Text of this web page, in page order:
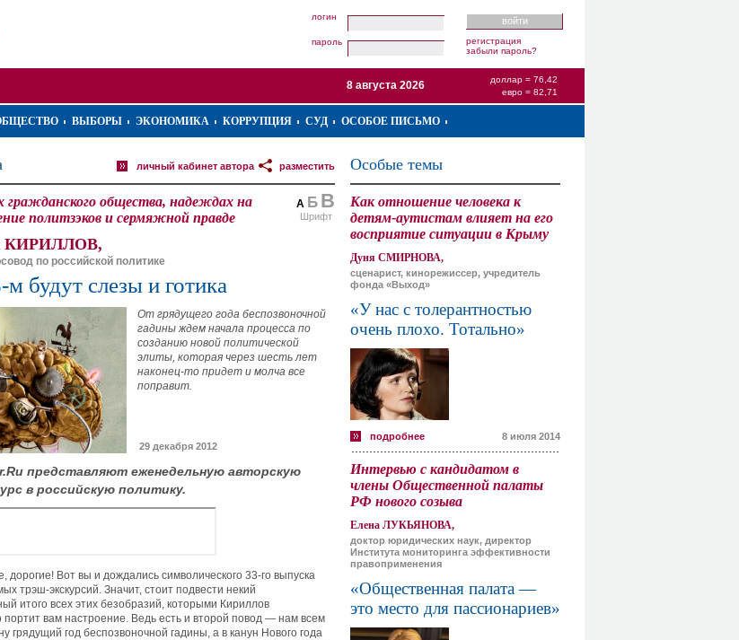
логин
пароль
регистрация
забыли пароль?
доллар = 76,42
евро = 82,71
8 августа 2026
ВЫБОРЫ ЭКОНОМИКА КОРРУПЦИЯ СУД ОСОБОЕ ПИСЬМО
разместить
личный кабинет автора
А Б В
Шрифт
гражданского общества, надеждах на
политзэков и сермяжной правде
КИРИЛЛОВ,
по российской политике
будут слезы и готика
От грядущего года беспозвоночной
гадины ждем начала процесса по
созданию новой политической
элиты, которая через шесть лет
наконец-то придет и молча все
поправит.
29 декабря 2012
представляют еженедельную авторскую
в российскую политику.
дорогие! Вот вы и дождались символического 33-го выпуска
трэш-экскурсий. Значит, стоит подвести некий
итого всех этих безобразий, которыми Кириллов
портит вам настроение. Ведь есть и второй повод — нам всем
грядущий год беспозвоночной гадины, а в канун Нового года
Особые темы
Как отношение человека к
детям-аутистам влияет на его
восприятие ситуации в Крыму
Дуня СМИРНОВА,
сценарист, кинорежиссер, учредитель
фонда «Выход»
«У нас с толерантностью
очень плохо. Тотально»
подробнее 8 июля 2014
Интервью с кандидатом в
члены Общественной палаты
РФ нового созыва
Елена ЛУКЬЯНОВА,
доктор юридических наук, директор
Института мониторинга эффективности
правоприменения
«Общественная палата —
это место для пассионариев»